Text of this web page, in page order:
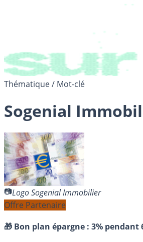
Thématique / Mot-clé
Sogenial
Logo Sogenial Immobilier
Offre Partenaire
🎁 Bon plan épargne : 3% pendant